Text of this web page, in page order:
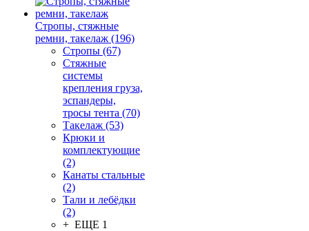
Стропы, стяжные
ремни, такелаж (196)
Стропы (67)
Стяжные
системы
крепления груза,
эспандеры,
тросы тента (70)
Такелаж (53)
Крюки и
комплектующие
(2)
Канаты стальные
(2)
Тали и лебёдки
(2)
+ ЕЩЕ 1